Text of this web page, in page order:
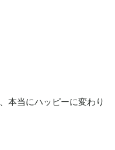
本当にハッピーに変わり